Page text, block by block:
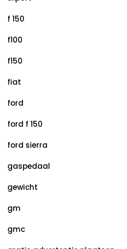
f 150
f100
f150
fiat
ford
ford f 150
ford sierra
gaspedaal
gewicht
gm
gmc